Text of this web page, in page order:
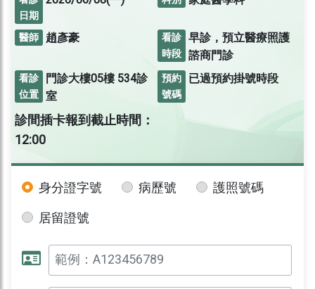
日期
醫師 趙彥豪
看診
時段
早診，預立醫療照護
諮商門診
看診
位置
門診大樓05樓534診
室
預約
號碼
已過預約掛號時段
診間插卡報到截止時間：
12:00
身分證字號 病歷號
護照號碼
居留證號